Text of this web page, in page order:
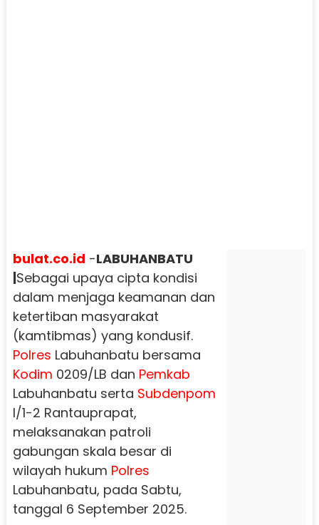
bulat.co.id -LABUHANBATU
|Sebagai upaya cipta kondisi
dalam menjaga keamanan dan
ketertiban masyarakat
(kamtibmas) yang kondusif.
Polres Labuhanbatu bersama
Kodim 0209/LB dan Pemkab
Labuhanbatu serta Subdenpom
I/1-2 Rantauprapat,
melaksanakan patroli
gabungan skala besar di
wilayah hukum Polres
Labuhanbatu, pada Sabtu,
tanggal 6 September 2025.